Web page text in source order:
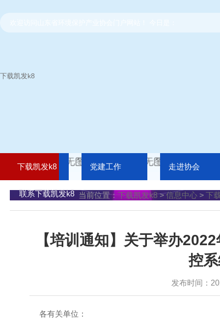
下载凯发k8
下载凯发k8 党建工作 走进协会
联系下载凯发k8 当前位置： 下载凯发k8>信息中心 > 下
【培训通知】关于举办
控
发布时间：
各有关单位：